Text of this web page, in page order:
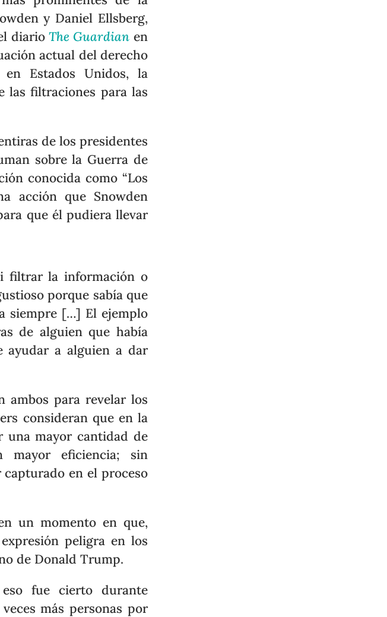
y Daniel Ellsberg,
diarioThe Guardian en
actual del derecho
Estados Unidos, la
las filtraciones para las
de los presidentes
sobre la Guerra de
conocida como “Los
acción que Snowden
que él pudiera llevar
filtrar la información o
porque sabía que
siempre […] El ejemplo
de alguien que había
ayudar a alguien a dar
ambos para revelar los
consideran que en la
una mayor cantidad de
mayor eficiencia; sin
capturado en el proceso
un momento en que,
peligra en los
de Donald Trump.
fue cierto durante
más personas por